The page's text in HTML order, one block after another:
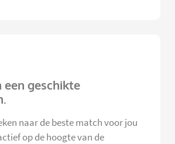
een geschikte
naar de beste match voor jou
op de hoogte van de